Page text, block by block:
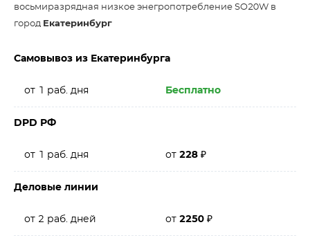
восьмиразрядная низкое энегропотребление SO20W в
город Екатеринбург
Самовывоз из Екатеринбурга
от 1 раб. дня Бесплатно
DPD РФ
от 1 раб. дня от 228 ₽
Деловые линии
от 2 раб. дней от 2250 ₽